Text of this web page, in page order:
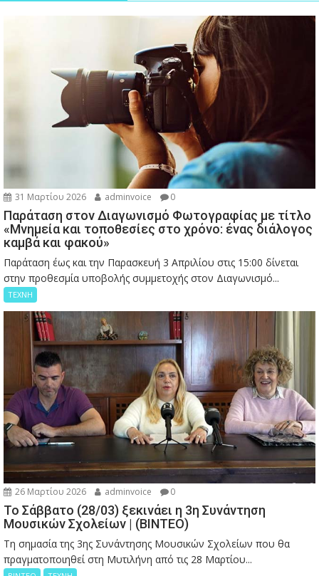
31 Μαρτίου 2026 adminvoice 0
Παράταση στον Διαγωνισμό Φωτογραφίας με τίτλο
«Μνημεία και τοποθεσίες στο χρόνο: ένας διάλογος
καμβά και φακού»
Παράταση έως και την Παρασκευή 3 Απριλίου στις 15:00 δίνεται
στην προθεσμία υποβολής συμμετοχής στον Διαγωνισμό...
ΤΕΧΝΗ
26 Μαρτίου 2026 adminvoice 0
Το Σάββατο (28/03) ξεκινάει η 3η Συνάντηση
Μουσικών Σχολείων | (ΒΙΝΤΕΟ)
Τη σημασία της 3ης Συνάντησης Μουσικών Σχολείων που θα
πραγματοποιηθεί στη Μυτιλήνη από τις 28 Μαρτίου...